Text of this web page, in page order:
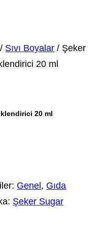
/ Sıvı Boyalar / Şeker
20 ml
20 ml
Genel, Gıda
Şeker Sugar